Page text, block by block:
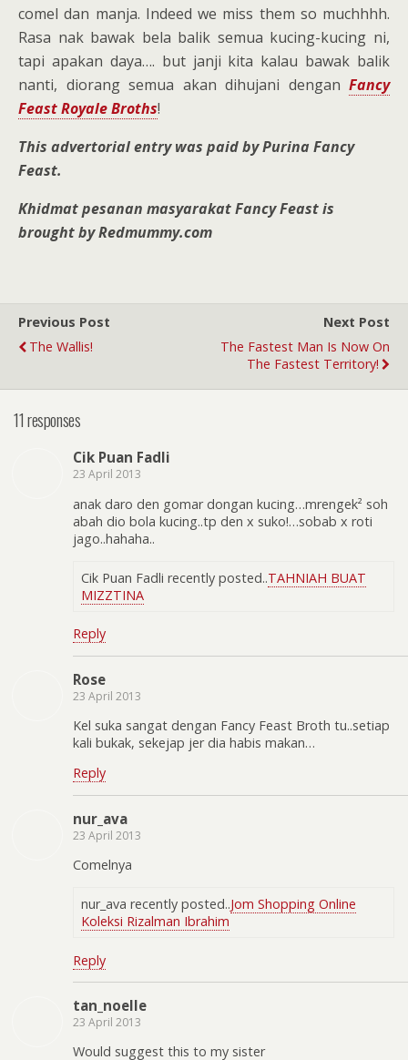
comel dan manja. Indeed we miss them so muchhhh.
Rasa nak bawak bela balik semua kucing-kucing ni,
tapi apakan daya…. but janji kita kalau bawak balik
nanti, diorang semua akan dihujani dengan Fancy
Feast Royale Broths!
This advertorial entry was paid byPurina Fancy
Feast.
Khidmat pesanan masyarakat Fancy Feast is
brought by Redmummy.com
Previous Post
The Wallis!
Next Post
The Fastest Man Is Now On
The Fastest Territory!
11 responses
Cik Puan Fadli
23 April 2013
anak daro den gomar dongan kucing…mrengek² soh
abah dio bola kucing..tp den x suko!…sobab x roti
jago..hahaha..
Cik Puan Fadli recently posted..TAHNIAH BUAT
MIZZTINA
Reply
Rose
23 April 2013
Kel suka sangat dengan Fancy Feast Broth tu..setiap
kali bukak, sekejap jer dia habis makan…
Reply
nur_ava
23 April 2013
Comelnya
nur_ava recently posted..Jom Shopping Online
Koleksi Rizalman Ibrahim
Reply
tan_noelle
23 April 2013
Would suggest this to my sister